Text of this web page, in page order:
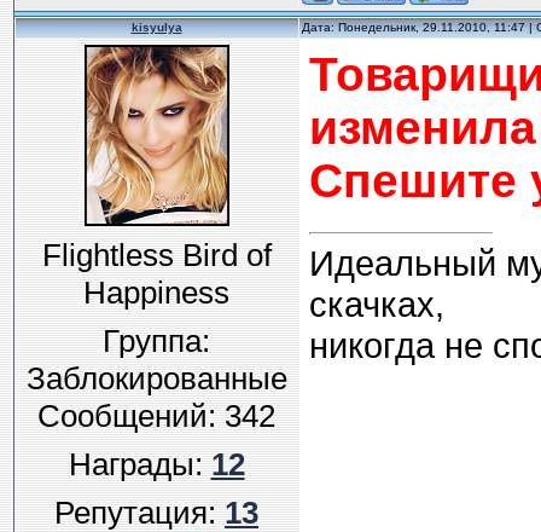
kisyulya Дата: Понедельник, 29.11.2010, 11:47
Flightless Bird of
Happiness
Группа:
Заблокированные
Сообщений:342
Награды:12
Репутация:13
Спешите
Идеальный
скачках,
никогда не